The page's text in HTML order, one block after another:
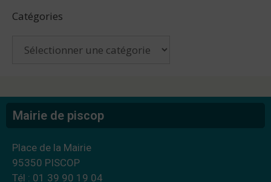
Catégories
Mairie de piscop
Place de la Mairie
95350 PISCOP
Tél : 01 39 90 19 04